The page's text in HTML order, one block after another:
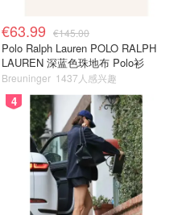
€63.99 €145.00
Polo Ralph Lauren POLO RALPH
LAUREN 深蓝色珠地布 Polo衫
Breuninger 1437人感兴趣
4